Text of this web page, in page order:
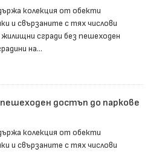
колекция от обекти
и свързаните с тях числови
сгради без пешеходен
на...
достъп до паркове
колекция от обекти
и свързаните с тях числови